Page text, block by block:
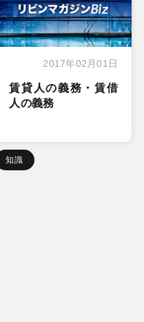
2017年02月01日
賃貸人の義務・賃借
人の義務
知識